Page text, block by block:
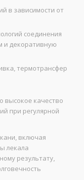
в зависимости от
соединения
и декоративную
термотрансфер
высокое качество
при регулярной
включая
лекала
результату,